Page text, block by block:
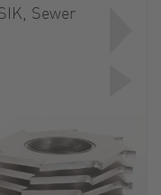
Sewer